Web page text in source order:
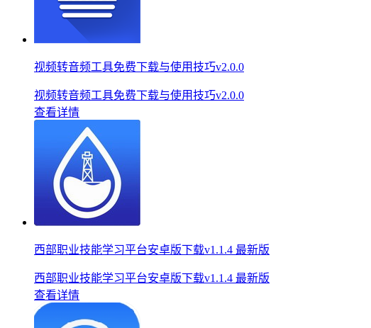
视频转音频工具免费下载与使用技巧v2.0.0
视频转音频工具免费下载与使用技巧v2.0.0
查看详情
西部职业技能学习平台安卓版下载v1.1.4 最新版
西部职业技能学习平台安卓版下载v1.1.4 最新版
查看详情